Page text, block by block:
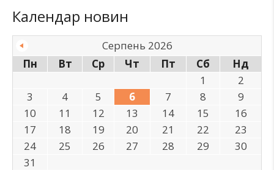
Календар новин
Серпень 2026
Пн
Вт Ср Чт Пт Сб
Нд
1
2
3
4 5 6 7 8
9
10
11 12 13 14 15
16
17
18 19 20 21 22
23
24
25 26 27 28 29
30
31